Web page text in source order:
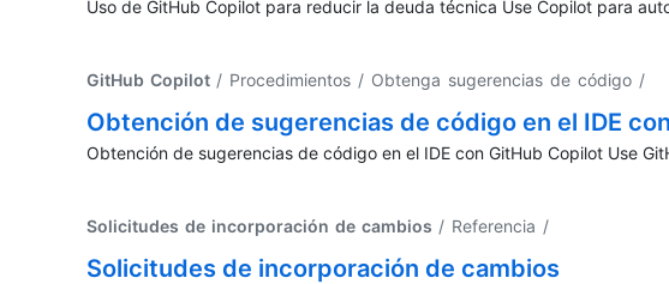
Uso de GitHub Copilot para reducir la deuda técnica Use Copilot para
GitHub Copilot / Procedimientos / Obtenga sugerencias de código /
Obtención de sugerencias de código en el IDE
Obtención de sugerencias de código en el IDE con GitHub Copilot Use
Solicitudes de incorporación de cambios / Referencia /
Solicitudes de incorporación de cambios